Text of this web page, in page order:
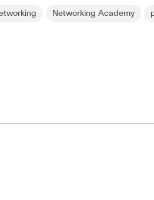
Networking Academy